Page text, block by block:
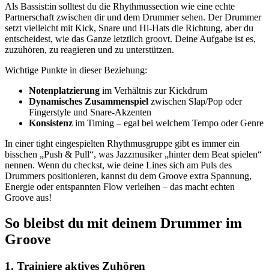
Als Bassist:in solltest du die Rhythmussection wie eine echte
Partnerschaft zwischen dir und dem Drummer sehen. Der Drummer
setzt vielleicht mit Kick, Snare und Hi-Hats die Richtung, aber du
entscheidest, wie das Ganze letztlich groovt. Deine Aufgabe ist es,
zuzuhören, zu reagieren und zu unterstützen.
Wichtige Punkte in dieser Beziehung:
Notenplatzierung im Verhältnis zur Kickdrum
Dynamisches Zusammenspiel zwischen Slap/Pop oder
Fingerstyle und Snare-Akzenten
Konsistenz im Timing – egal bei welchem Tempo oder Genre
In einer tight eingespielten Rhythmusgruppe gibt es immer ein
bisschen „Push & Pull“, was Jazzmusiker „hinter dem Beat spielen“
nennen. Wenn du checkst, wie deine Lines sich am Puls des
Drummers positionieren, kannst du dem Groove extra Spannung,
Energie oder entspannten Flow verleihen – das macht echten
Groove aus!
So bleibst du mit deinem Drummer im
Groove
1. Trainiere aktives Zuhören